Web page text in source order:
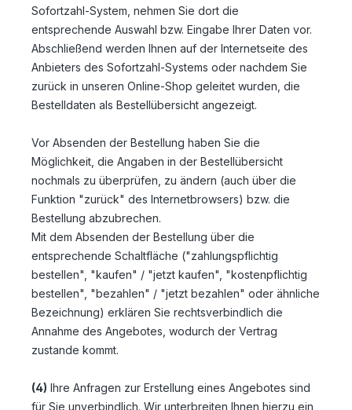
Sofortzahl-System, nehmen Sie dort die
entsprechende Auswahl bzw. Eingabe Ihrer Daten vor.
Abschließend werden Ihnen auf der Internetseite des
Anbieters des Sofortzahl-Systems oder nachdem Sie
zurück in unseren Online-Shop geleitet wurden, die
Bestelldaten als Bestellübersicht angezeigt.
Vor Absenden der Bestellung haben Sie die
Möglichkeit, die Angaben in der Bestellübersicht
nochmals zu überprüfen, zu ändern (auch über die
Funktion "zurück" des Internetbrowsers) bzw. die
Bestellung abzubrechen.
Mit dem Absenden der Bestellung über die
entsprechende Schaltfläche ("zahlungspflichtig
bestellen", "kaufen" / "jetzt kaufen", "kostenpflichtig
bestellen", "bezahlen" / "jetzt bezahlen" oder ähnliche
Bezeichnung) erklären Sie rechtsverbindlich die
Annahme des Angebotes, wodurch der Vertrag
zustande kommt.
(4) Ihre Anfragen zur Erstellung eines Angebotes sind
für Sie unverbindlich. Wir unterbreiten Ihnen hierzu ein